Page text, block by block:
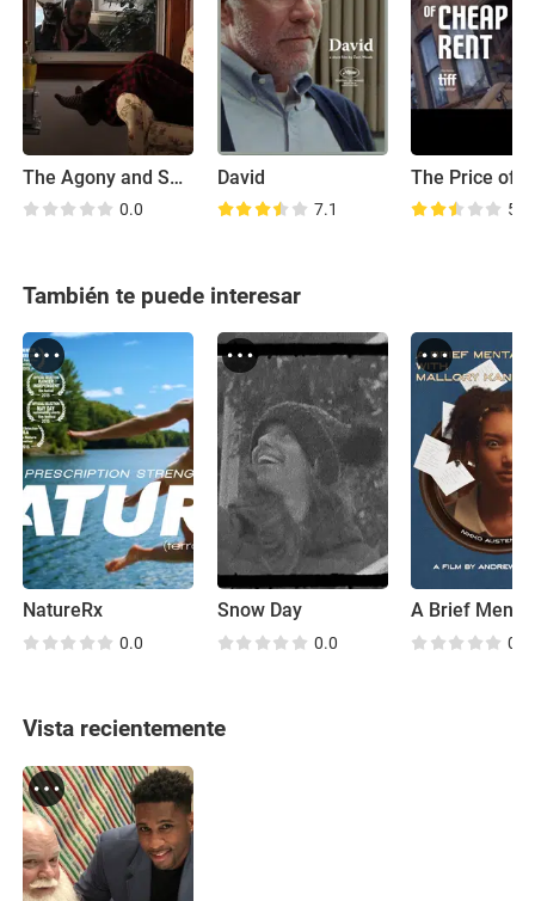
The Agony and Sweat of the Human Spirit
0.0
David
7.1 5.8
También te puede interesar
NatureRx
0.0
Snow Day
0.0 0.0
Vista recientemente